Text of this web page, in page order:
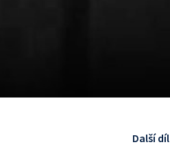
Další díl